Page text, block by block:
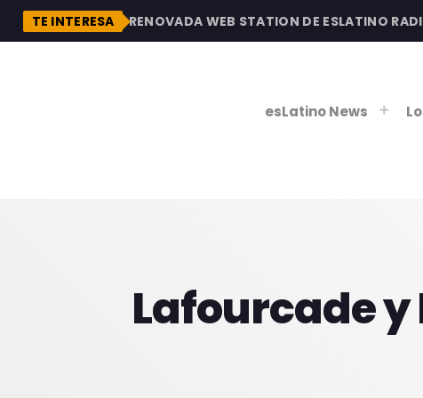
TE INTERESA
DESCUBRE LA RENOVADA WEB STATION DE ESLATINO
esLatino News
Lafourcade